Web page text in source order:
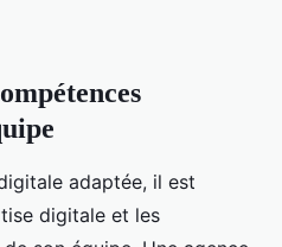
adaptée, il est
digitale et les